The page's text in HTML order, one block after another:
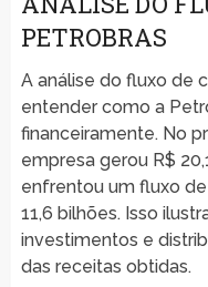
PETROBRAS
A análise do fluxo de
entender como a
financeiramente. No
empresa gerou R$
enfrentou um fluxo
11,6 bilhões. Isso
investimentos e
das receitas obtidas.